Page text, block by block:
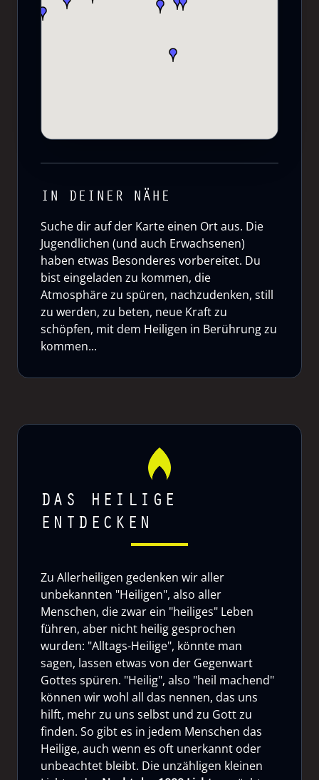
IN DEINER NÄHE
Suche dir auf der Karte einen Ort aus. Die
Jugendlichen (und auch Erwachsenen)
haben etwas Besonderes vorbereitet. Du
bist eingeladen zu kommen, die
Atmosphäre zu spüren, nachzudenken, still
zu werden, zu beten, neue Kraft zu
schöpfen, mit dem Heiligen in Berührung zu
kommen...
DAS HEILIGE
ENTDECKEN
Zu Allerheiligen gedenken wir aller
unbekannten "Heiligen", also aller
Menschen, die zwar ein "heiliges" Leben
führen, aber nicht heilig gesprochen
wurden: "Alltags-Heilige", könnte man
sagen, lassen etwas von der Gegenwart
Gottes spüren. "Heilig", also "heil machend"
können wir wohl all das nennen, das uns
hilft, mehr zu uns selbst und zu Gott zu
finden. So gibt es in jedem Menschen das
Heilige, auch wenn es oft unerkannt oder
unbeachtet bleibt. Die unzähligen kleinen